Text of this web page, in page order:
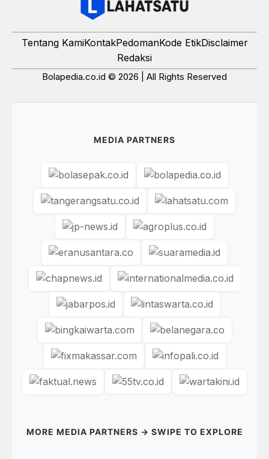
Tentang KamiKontakPedomanKode EtikDisclaimer
Redaksi
Bolapedia.co.id © 2026 | All Rights Reserved
MEDIA PARTNERS
MORE MEDIA PARTNERS → SWIPE TO EXPLORE